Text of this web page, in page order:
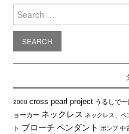
for:
2008 cross pearl project うるしで一
ョーカー ネックレス ネックレス、ペ
ト ブローチ ペンダント ポンプ 中